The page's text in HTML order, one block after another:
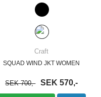
Craft
SQUAD WIND JKT WOMEN
SEK 700,- SEK 570,-